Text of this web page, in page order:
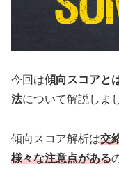
今回は傾向スコアと
法について解説しま
傾向スコア解析は交
様々な注意点がある